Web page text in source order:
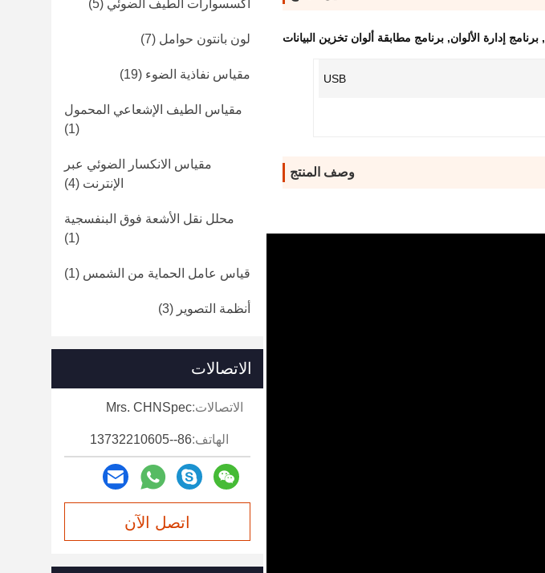
, برنامج إدارة الألوان, برنامج مطابقة ألوان تخزين البيانات
USB
وصف المنتج
اكسسوارات الطيف الضوئي (5)
لون بانتون حوامل (7)
مقياس نفاذية الضوء (19)
مقياس الطيف الإشعاعي المحمول
(1)
مقياس الانكسار الضوئي عبر
الإنترنت (4)
محلل نقل الأشعة فوق البنفسجية
(1)
قياس عامل الحماية من الشمس (1)
أنظمة التصوير (3)
الاتصالات
الاتصالات:Mrs. CHNSpec
الهاتف:86--13732210605
اتصل الآن